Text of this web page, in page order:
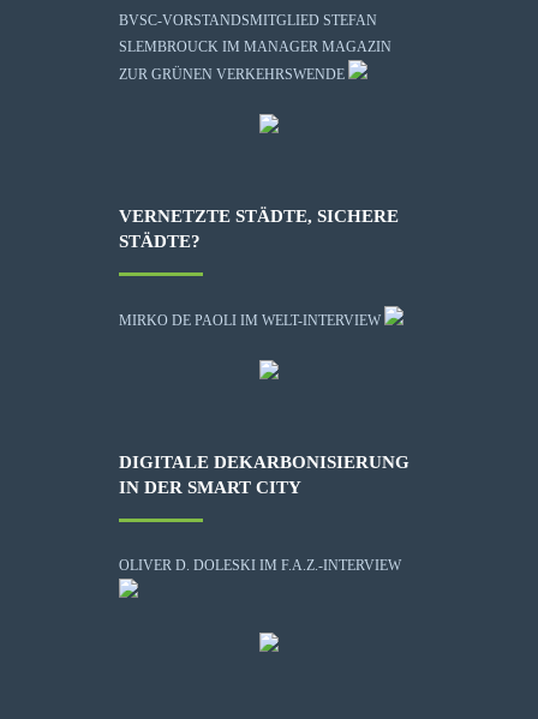
BVSC-VORSTANDSMITGLIED STEFAN
SLEMBROUCK IM MANAGER MAGAZIN
ZUR GRÜNEN VERKEHRSWENDE
VERNETZTE STÄDTE, SICHERE
STÄDTE?
MIRKO DE PAOLI IM WELT-INTERVIEW
DIGITALE DEKARBONISIERUNG
IN DER SMART CITY
OLIVER D. DOLESKI IM F.A.Z.-INTERVIEW